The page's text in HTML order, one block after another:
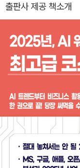
고 재미있게 전달하기
커뮤니케이터로서의 입지를 다져왔다. 최
기업의 기술고문으로
임을 연구하고 있다. 현재 MBC 「손에 잡히는 경제」, KBS1라디오
「세상의 모든 정보」
정 코너를 통해 대중과
으로 대기업 임직원 대
속적인 러브콜을 받고 있다. 저서로는 종합 베스트셀러 『AI
『AI 2025』, 『AI 2026
이전트』, 『챗봇 2025
(@aidia-v5w) 강의
출판사 제공 책소개